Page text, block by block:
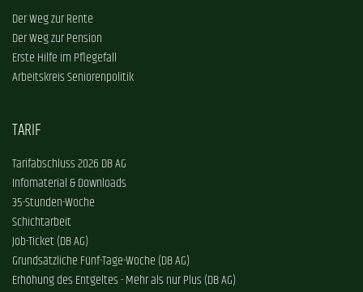
Der Weg zur Rente
Der Weg zur Pension
Erste Hilfe im Pflegefall
Arbeitskreis Seniorenpolitik
TARIF
Tarifabschluss 2026 DB AG
Infomaterial & Downloads
35-Stunden-Woche
Schichtarbeit
Job-Ticket (DB AG)
Grundsätzliche Fünf-Tage-Woche (DB AG)
Erhöhung des Entgeltes - Mehr als nur Plus (DB AG)